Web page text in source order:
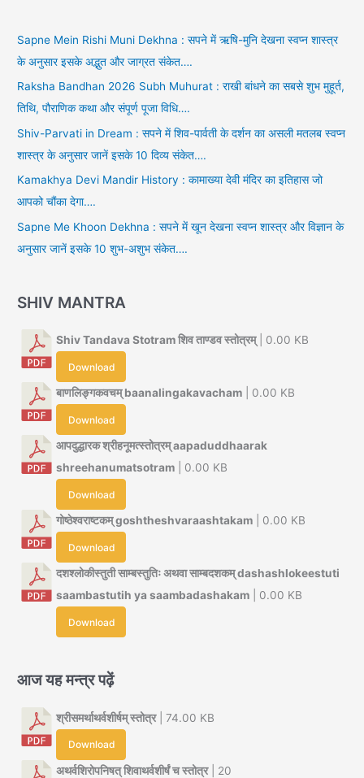
Sapne Mein Rishi Muni Dekhna : सपने में ऋषि-मुनि देखना स्वप्न शास्त्र
के अनुसार इसके अद्भुत और जाग्रत संकेत….
Raksha Bandhan 2026 Subh Muhurat : राखी बांधने का सबसे शुभ मुहूर्त,
तिथि, पौराणिक कथा और संपूर्ण पूजा विधि….
Shiv-Parvati in Dream : सपने में शिव-पार्वती के दर्शन का असली मतलब स्वप्न
शास्त्र के अनुसार जानें इसके 10 दिव्य संकेत….
Kamakhya Devi Mandir History : कामाख्या देवी मंदिर का इतिहास जो
आपको चौंका देगा….
Sapne Me Khoon Dekhna : सपने में खून देखना स्वप्न शास्त्र और विज्ञान के
अनुसार जानें इसके 10 शुभ-अशुभ संकेत….
SHIV MANTRA
Shiv Tandava Stotram शिव ताण्डव स्तोत्रम्| 0.00 KB
Download
बाणलिङ्गकवचम् baanalingakavacham | 0.00 KB
Download
आपदुद्धारक श्रीहनूमत्स्तोत्रम् aapaduddhaarak
shreehanumatsotram | 0.00 KB
Download
गोष्ठेश्वराष्टकम् goshtheshvaraashtakam | 0.00 KB
Download
दशश्लोकीस्तुती साम्बस्तुतिः अथवा साम्बदशकम् dashashlokeestuti
saambastutih ya saambadashakam | 0.00 KB
Download
आज यह मन्त्र पढ़ें
श्रीसमर्थाथर्वशीर्षम् स्तोत्र| 74.00 KB
Download
अथर्वशिरोपनिषत् शिवाथर्वशीर्षं च स्तोत्र| 20